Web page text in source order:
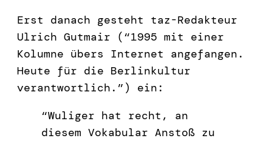
Erst danach gesteht taz-Redakteur
Ulrich Gutmair (“1995 mit einer
Kolumne übers Internet angefangen.
Heute für die Berlinkultur
verantwortlich.”) ein:
“Wuliger hat recht, an
diesem Vokabular Anstoß zu